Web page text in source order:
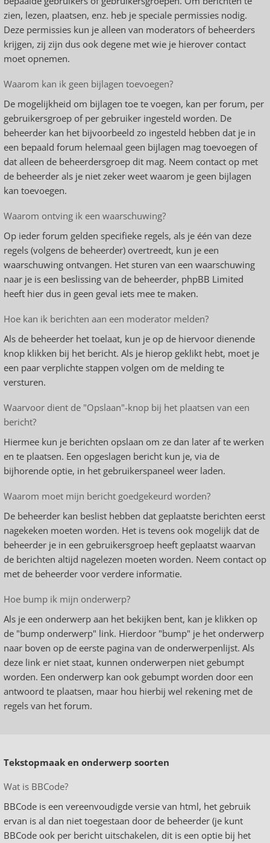
zien, lezen, plaatsen, enz. heb je speciale permissies nodig.
Deze permissies kun je alleen van moderators of beheerders
krijgen, zij zijn dus ook degene met wie je hierover contact
moet opnemen.
Waarom kan ik geen bijlagen toevoegen?
De mogelijkheid om bijlagen toe te voegen, kan per forum, per
gebruikersgroep of per gebruiker ingesteld worden. De
beheerder kan het bijvoorbeeld zo ingesteld hebben dat je in
een bepaald forum helemaal geen bijlagen mag toevoegen of
dat alleen de beheerdersgroep dit mag. Neem contact op met
de beheerder als je niet zeker weet waarom je geen bijlagen
kan toevoegen.
Waarom ontving ik een waarschuwing?
Op ieder forum gelden specifieke regels, als je één van deze
regels (volgens de beheerder) overtreedt, kun je een
waarschuwing ontvangen. Het sturen van een waarschuwing
naar je is een beslissing van de beheerder, phpBB Limited
heeft hier dus in geen geval iets mee te maken.
Hoe kan ik berichten aan een moderator melden?
Als de beheerder het toelaat, kun je op de hiervoor dienende
knop klikken bij het bericht. Als je hierop geklikt hebt, moet je
een paar verplichte stappen volgen om de melding te
versturen.
Waarvoor dient de "Opslaan"-knop bij het plaatsen van een
bericht?
Hiermee kun je berichten opslaan om ze dan later af te werken
en te plaatsen. Een opgeslagen bericht kun je, via de
bijhorende optie, in het gebruikerspaneel weer laden.
Waarom moet mijn bericht goedgekeurd worden?
De beheerder kan beslist hebben dat geplaatste berichten eerst
nagekeken moeten worden. Het is tevens ook mogelijk dat de
beheerder je in een gebruikersgroep heeft geplaatst waarvan
de berichten altijd nagelezen moeten worden. Neem contact op
met de beheerder voor verdere informatie.
Hoe bump ik mijn onderwerp?
Als je een onderwerp aan het bekijken bent, kan je klikken op
de "bump onderwerp" link. Hierdoor "bump" je het onderwerp
naar boven op de eerste pagina van de onderwerpenlijst. Als
deze link er niet staat, kunnen onderwerpen niet gebumpt
worden. Een onderwerp kan ook gebumpt worden door een
antwoord te plaatsen, maar hou hierbij wel rekening met de
regels van het forum.
Tekstopmaak en onderwerp soorten
Wat is BBCode?
BBCode is een vereenvoudigde versie van html, het gebruik
ervan is al dan niet toegestaan door de beheerder (je kunt
BBCode ook per bericht uitschakelen, dit is een optie bij het